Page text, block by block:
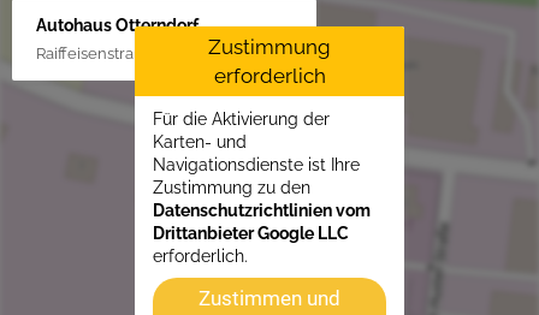
Autohaus Otterndorf
Raiffeisenstraße 1, 21762 Otterndorf
Zustimmung
erforderlich
Für die Aktivierung der
Karten- und
Navigationsdienste ist Ihre
Zustimmung zu den
Datenschutzrichtlinien vom
Drittanbieter Google LLC
erforderlich.
Zustimmen und